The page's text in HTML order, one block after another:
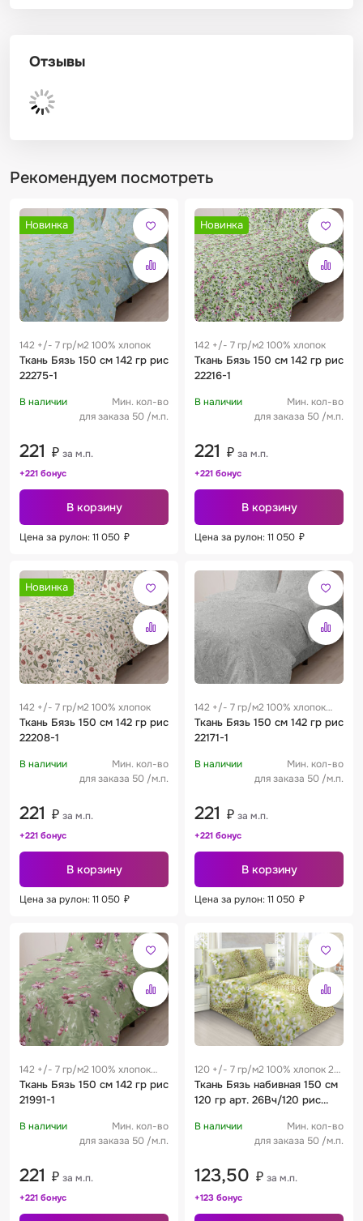
Отзывы
Рекомендуем посмотреть
Новинка
142 +/- 7 гр/м2 100% хлопок
Ткань Бязь 150 см 142 гр рис
22275-1
В наличии
Мин. кол-во
для заказа 50 /м.п.
221 ₽ за м.п.
+221 бонус
В корзину
Цена за рулон: 11 050 ₽
Новинка
142 +/- 7 гр/м2 100% хлопок
Ткань Бязь 150 см 142 гр рис
22216-1
В наличии
Мин. кол-во
для заказа 50 /м.п.
221 ₽ за м.п.
+221 бонус
В корзину
Цена за рулон: 11 050 ₽
Новинка
142 +/- 7 гр/м2 100% хлопок
Ткань Бязь 150 см 142 гр рис
22208-1
В наличии
Мин. кол-во
для заказа 50 /м.п.
221 ₽ за м.п.
+221 бонус
В корзину
Цена за рулон: 11 050 ₽
142 +/- 7 гр/м2 100% хлопок
0.29 м
Ткань Бязь 150 см 142 гр рис
22171-1
В наличии
Мин. кол-во
для заказа 50 /м.п.
221 ₽ за м.п.
+221 бонус
В корзину
Цена за рулон: 11 050 ₽
142 +/- 7 гр/м2 100% хлопок
0.29 м
Ткань Бязь 150 см 142 гр рис
21991-1
В наличии
Мин. кол-во
для заказа 50 /м.п.
221 ₽ за м.п.
+221 бонус
120 +/- 7 гр/м2 100% хлопок 28
см
Ткань Бязь набивная 150 см
120 гр арт. 26Вч/120 рис
В наличии
Мин. кол-во
для заказа 50 /м.п.
123,50 ₽ за м.п.
+123 бонус